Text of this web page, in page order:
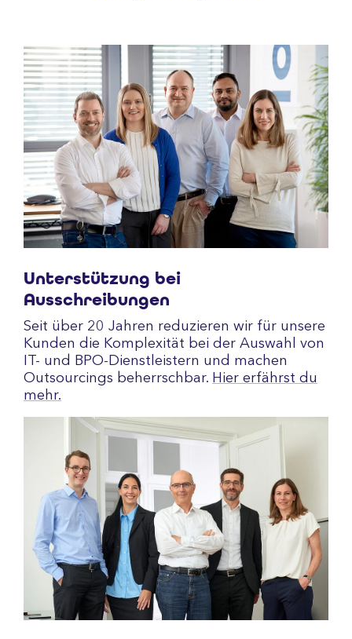
Unterstützung bei
Ausschreibungen
Seit über 20 Jahren reduzieren wir für unsere
Kunden die Komplexität bei der Auswahl von
IT- und BPO-Dienstleistern und machen
Outsourcings beherrschbar. Hier erfährst du
mehr.